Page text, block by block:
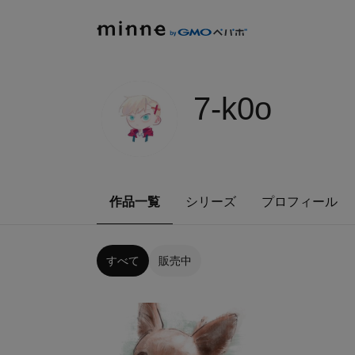
7-k0o
作品一覧 シリーズ プロフィール
すべて 販売中